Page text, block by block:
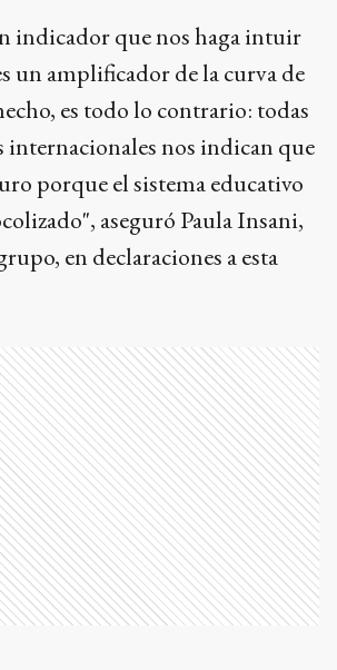
indicador que nos haga intuir
un amplificador de la curva de
es todo lo contrario: todas
internacionales nos indican que
porque el sistema educativo
aseguró Paula Insani,
en declaraciones a esta